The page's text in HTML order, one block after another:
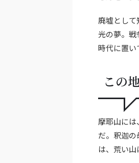
廃墟とし
光の夢。戦
時代に置い
この
摩耶山に
だ。釈迦
は、荒い